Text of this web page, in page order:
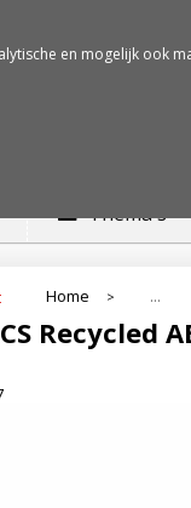
Thema's
Home > ...
Recycled
en mogelijk ook